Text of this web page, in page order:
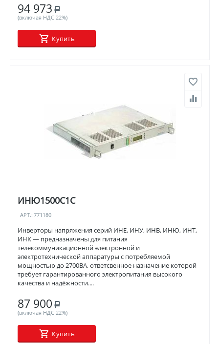
94 973 Р
(включая НДС 22%)
Купить
ИНЮ1500С1С
АРТ.: 771180
Инверторы напряжения серий ИНЕ, ИНУ, ИНВ, ИНЮ, ИНТ,
ИНК — предназначены для питания
телекоммуникационной электронной и
электротехнической аппаратуры с потребляемой
мощностью до 2700ВА, ответсвенное назначение которой
требует гарантированного электропитания высокого
качества и надёжности....
87 900 Р
(включая НДС 22%)
Купить